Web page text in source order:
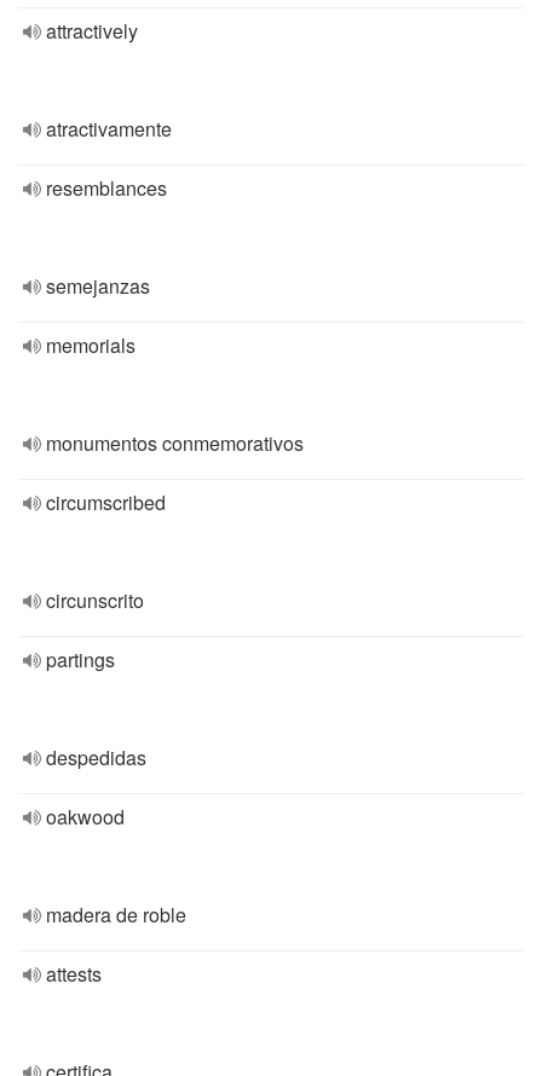
attractively
atractivamente
resemblances
semejanzas
memorials
monumentos conmemorativos
circumscribed
circunscrito
partings
despedidas
oakwood
madera de roble
attests